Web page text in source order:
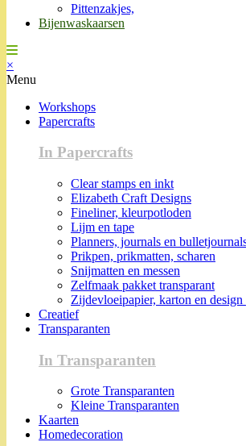
Pittenzakjes,
Bijenwaskaarsen
×
Menu
Workshops
Papercrafts
In Papercrafts
Clear stamps en inkt
Elizabeth Craft Designs
Fineliner, kleurpotloden
Lijm en tape
Planners, journals en
Prikpen, prikmatten, scharen
Snijmatten en messen
Zelfmaak pakket transparant
Zijdevloeipapier, karton en design
Creatief
Transparanten
In Transparanten
Grote Transparanten
Kleine Transparanten
Kaarten
Homedecoration